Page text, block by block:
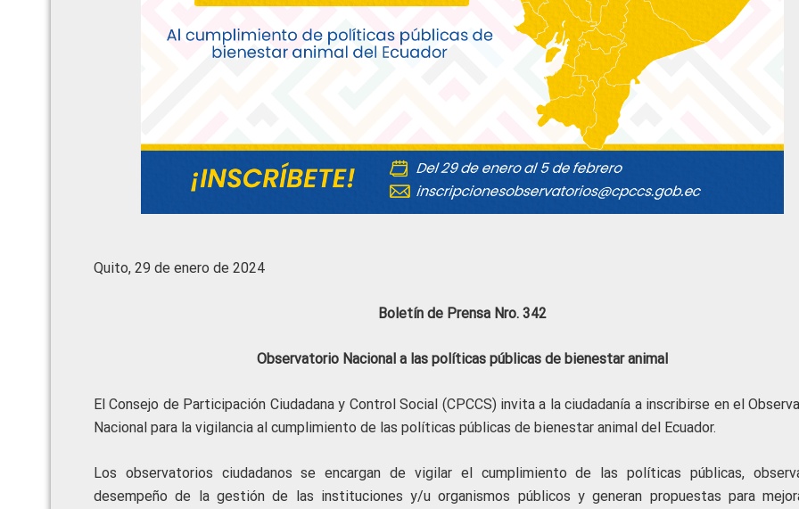
Quito, 29 de enero de 2024
Boletín de Prensa Nro. 342
Observatorio Nacional a las políticas públicas de bienestar animal
El Consejo de Participación Ciudadana y Control Social (CPCCS) invita a la ciudadanía a inscribirse en el
Nacional para la vigilancia al cumplimiento de las políticas públicas de bienestar animal del Ecuador.
Los observatorios ciudadanos se encargan de vigilar el cumplimiento de las políticas públicas,
desempeño de la gestión de las instituciones y/u organismos públicos y generan propuestas para